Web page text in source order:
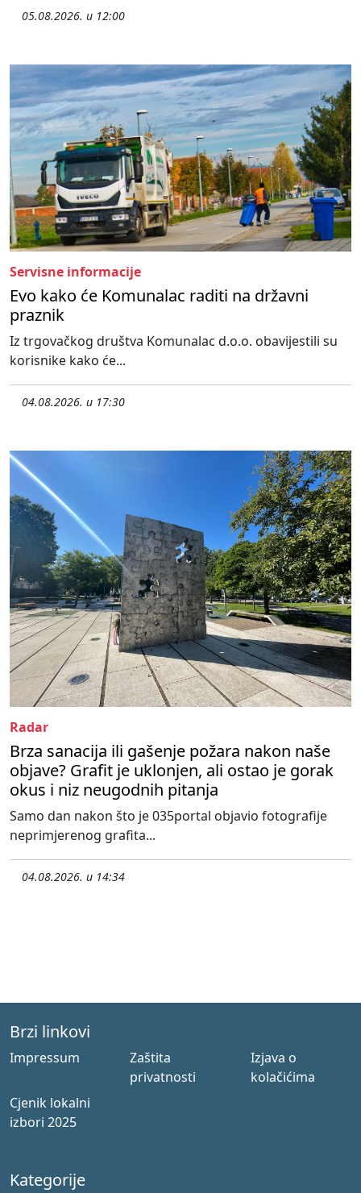
05.08.2026. u 12:00
Servisne informacije
Evo kako će Komunalac raditi na državni
praznik
Iz trgovačkog društva Komunalac d.o.o. obavijestili su
korisnike kako će...
04.08.2026. u 17:30
Radar
Brza sanacija ili gašenje požara nakon naše
objave? Grafit je uklonjen, ali ostao je gorak
okus i niz neugodnih pitanja
Samo dan nakon što je 035portal objavio fotografije
neprimjerenog grafita...
04.08.2026. u 14:34
Brzi linkovi
Impressum
Zaštita
privatnosti
Izjava o
kolačićima
Cjenik lokalni
izbori 2025
Kategorije